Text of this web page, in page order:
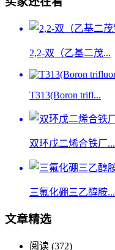
2,2-双（乙基二茂...
T313(Boron trifl...
双环戊二烯合铁厂...
三氟化硼三乙醇胺...
文章精选
阅读 (372)